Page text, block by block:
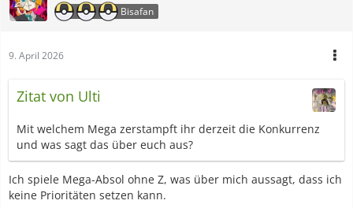
Bisafan
9. April 2026
Zitat von Ulti
Mit welchem Mega zerstampft ihr derzeit die Konkurrenz
und was sagt das über euch aus?
Ich spiele Mega-Absol ohne Z, was über mich aussagt, dass ich
keine Prioritäten setzen kann.